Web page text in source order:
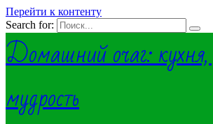
Перейти к контенту
Search for:
Домашний очаг: кухня,
мудрость